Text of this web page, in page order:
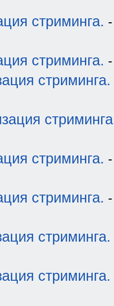
стриминга.
стриминга.
стриминга.
стриминга.
стриминга.
стриминга.
стриминга.